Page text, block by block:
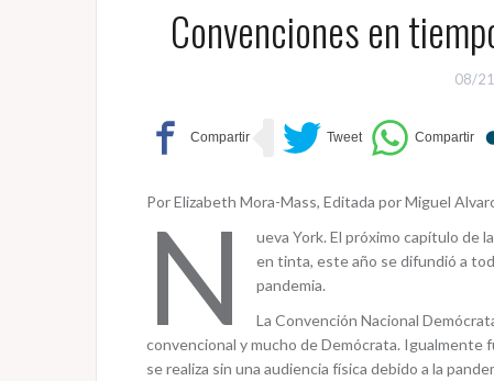
Convenciones en
08/
Por Elizabeth Mora-Mass, Editada por Miguel
N
ueva York. El próximo capítulo de
en tinta, este año se difundió a
pandemia.
La Convención Nacional
convencional y mucho de Demócrata. Igualmente
se realiza sin una audiencia física debido a la